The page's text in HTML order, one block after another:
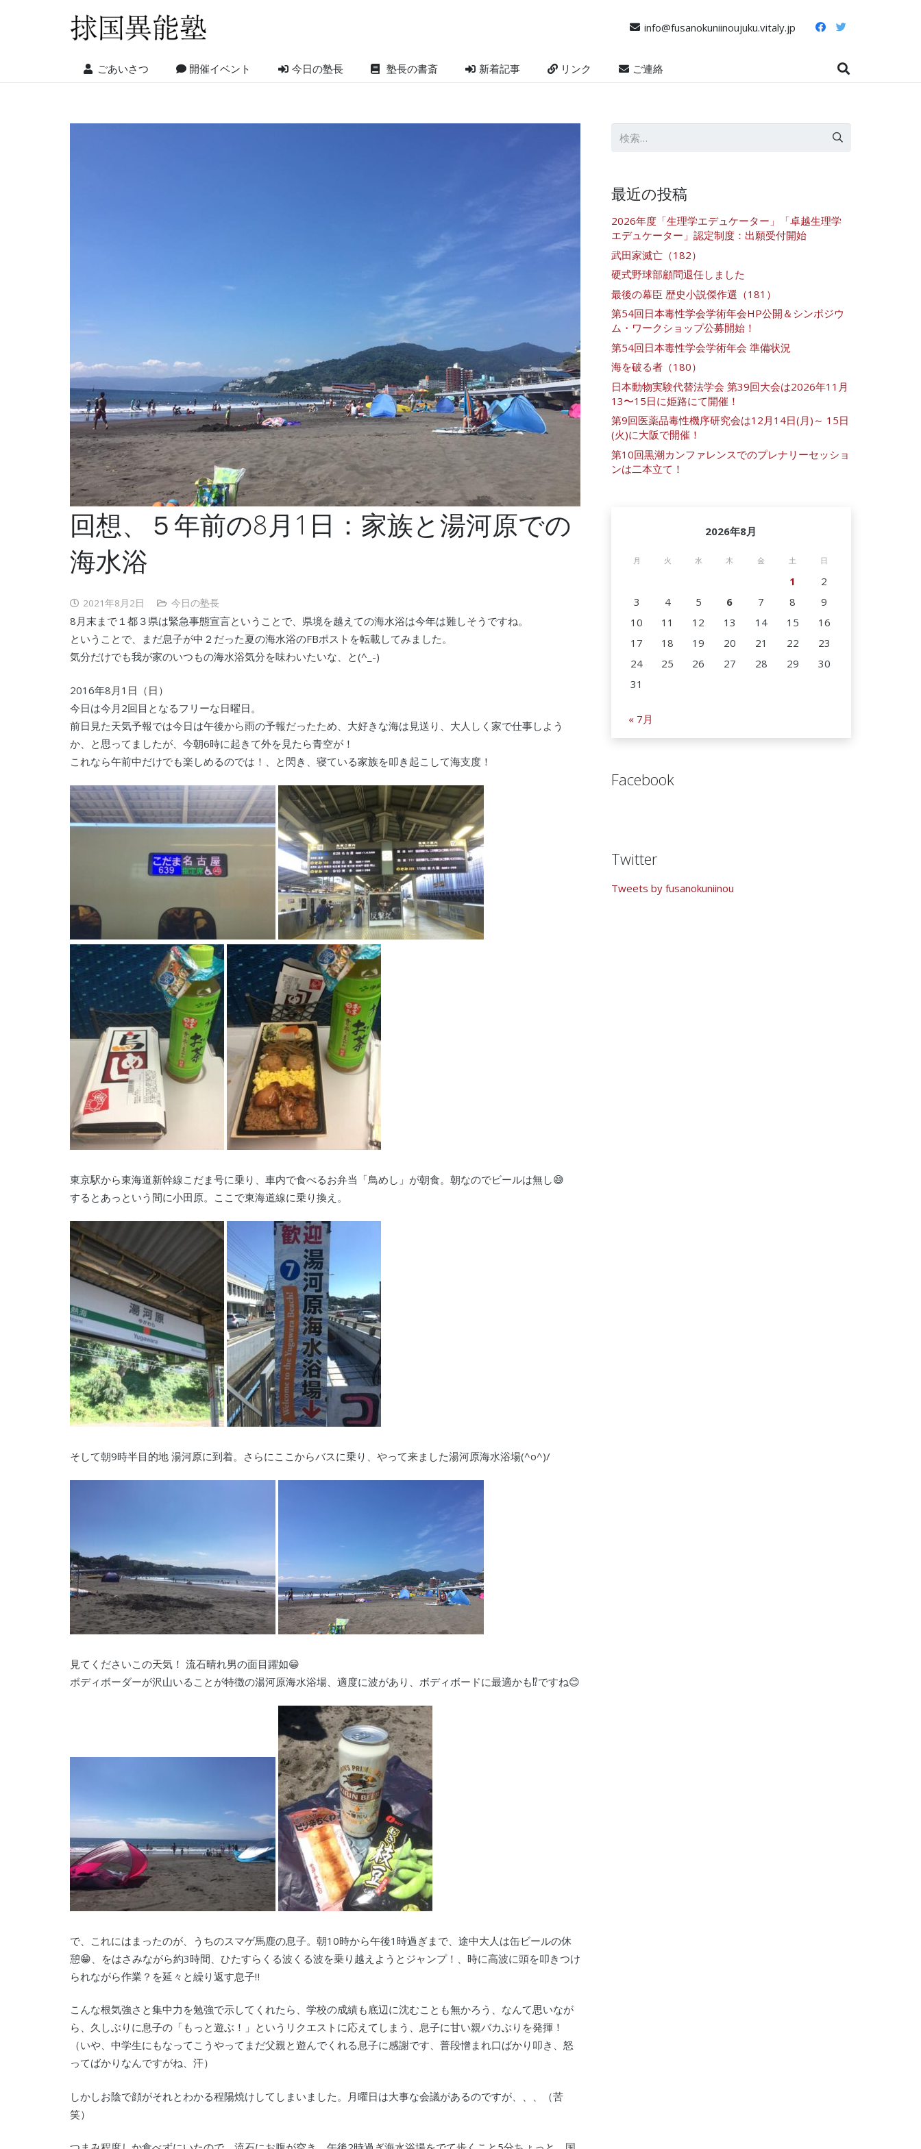
info@fusanokuniinoujuku.vitaly.jp
ごあいさつ 開催イベント 今日の塾長 塾長の書斎 新着記事 リンク ご連絡
回想、５年前の8月1日：家族と湯河原での
海水浴
2021年8月2日 今日の塾長
8月末まで１都３県は緊急事態宣言ということで、県境を越えての海水浴は今年は難しそうですね。
ということで、まだ息子が中２だった夏の海水浴のFBポストを転載してみました。
気分だけでも我が家のいつもの海水浴気分を味わいたいな、と(^_-)
2016年8月1日（日）
今日は今月2回目となるフリーな日曜日。
前日見た天気予報では今日は午後から雨の予報だったため、大好きな海は見送り、大人しく家で仕事しよう
か、と思ってましたが、今朝6時に起きて外を見たら青空が！
これなら午前中だけでも楽しめるのでは！、と閃き、寝ている家族を叩き起こして海支度！
東京駅から東海道新幹線こだま号に乗り、車内で食べるお弁当「鳥めし」が朝食。朝なのでビールは無し😅
するとあっという間に小田原。ここで東海道線に乗り換え。
そして朝9時半目的地 湯河原に到着。さらにここからバスに乗り、やって来ました湯河原海水浴場(^o^)/
見てくださいこの天気！ 流石晴れ男の面目躍如😁
ボディボーダーが沢山いることが特徴の湯河原海水浴場、適度に波があり、ボディボードに最適かも⁉︎ですね😊
で、これにはまったのが、うちのスマゲ馬鹿の息子。朝10時から午後1時過ぎまで、途中大人は缶ビールの休
憩😁、をはさみながら約3時間、ひたすらくる波くる波を乗り越えようとジャンプ！、時に高波に頭を叩きつけ
られながら作業？を延々と繰り返す息子‼︎
こんな根気強さと集中力を勉強で示してくれたら、学校の成績も底辺に沈むことも無かろう、なんて思いなが
ら、久しぶりに息子の「もっと遊ぶ！」というリクエストに応えてしまう、息子に甘い親バカぶりを発揮！
（いや、中学生にもなってこうやってまだ父親と遊んでくれる息子に感謝です、普段憎まれ口ばかり叩き、怒
ってばかりなんですがね、汗）
しかしお陰で顔がそれとわかる程陽焼けしてしまいました。月曜日は大事な会議があるのですが、、、（苦
笑）
最近の投稿
2026年度「生理学エデュケーター」「卓越生理学
エデュケーター」認定制度：出願受付開始
武田家滅亡（182）
硬式野球部顧問退任しました
最後の幕臣 歴史小説傑作選（181）
第54回日本毒性学会学術年会HP公開＆シンポジウ
ム・ワークショップ公募開始！
第54回日本毒性学会学術年会 準備状況
海を破る者（180）
日本動物実験代替法学会 第39回大会は2026年11月
13〜15日に姫路にて開催！
第9回医薬品毒性機序研究会は12月14日(月)～ 15日
(火)に大阪で開催！
第10回黒潮カンファレンスでのプレナリーセッショ
ンは二本立て！
2026年8月
月 火 水 木 金 土 日
1
2
3
4 5 6 7 8
9
10
11 12 13 14 15
16
17
18 19 20 21 22
23
24
25 26 27 28 29
30
31
« 7月
Facebook
Twitter
Tweets by fusanokuniinou